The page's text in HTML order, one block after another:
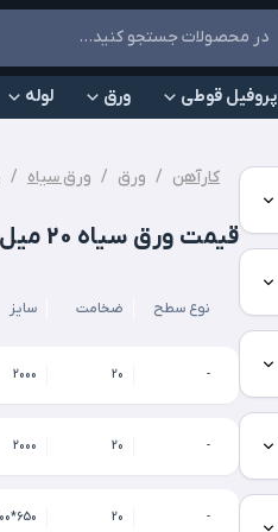
پروفیل قوطی ورق لوله
کارآهن / ورق / ورق سیاه /
قیمت ورق سیاه 20 میل
نوع سطح ضخامت سایز
-
20
2000
-
20
2000
-
20
650*1100